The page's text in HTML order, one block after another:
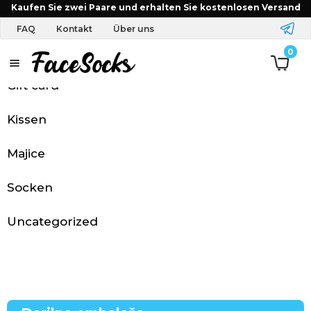
Kaufen Sie zwei Paare und erhalten Sie kostenlosen Versand
FAQ Kontakt Über uns
0
Startseite Produkt Wähle die Größe S
S
t
e
Gift card
Kissen
Majice
Socken
Uncategorized